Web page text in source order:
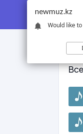
newmuz.kz
Would like